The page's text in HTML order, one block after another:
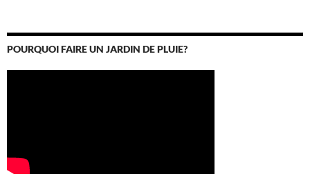
POURQUOI FAIRE UN JARDIN DE PLUIE?